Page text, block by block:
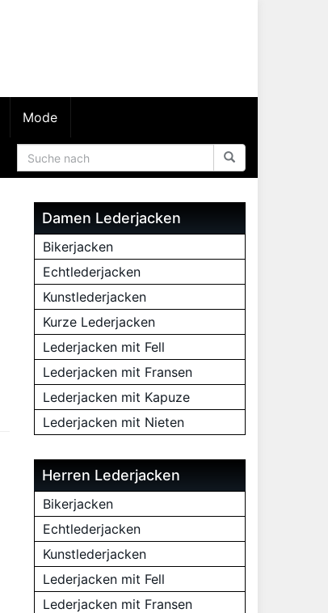
Mode
Damen Lederjacken
Bikerjacken
Echtlederjacken
Kunstlederjacken
Kurze Lederjacken
Lederjacken mit Fell
Lederjacken mit Fransen
Lederjacken mit Kapuze
Lederjacken mit Nieten
Herren Lederjacken
Bikerjacken
Echtlederjacken
Kunstlederjacken
Lederjacken mit Fell
Lederjacken mit Fransen